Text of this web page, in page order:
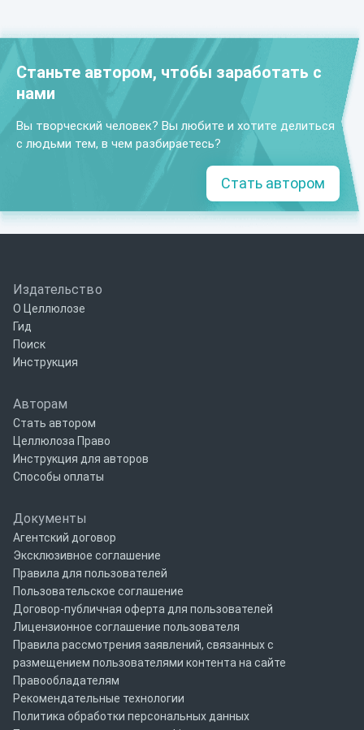
Станьте автором, чтобы заработать с
нами
Вы творческий человек? Вы любите и хотите делиться
с людьми тем, в чем разбираетесь?
Стать автором
Издательство
О Целлюлозе
Гид
Поиск
Инструкция
Авторам
Стать автором
Целлюлоза Право
Инструкция для авторов
Способы оплаты
Документы
Агентский договор
Эксклюзивное соглашение
Правила для пользователей
Пользовательское соглашение
Договор-публичная оферта для пользователей
Лицензионное соглашение пользователя
Правила рассмотрения заявлений, связанных с
размещением пользователями контента на сайте
Правообладателям
Рекомендательные технологии
Политика обработки персональных данных